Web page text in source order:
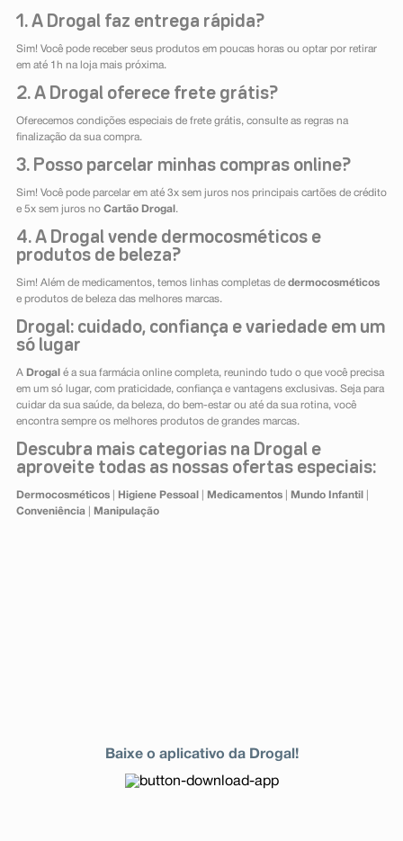
1. A Drogal faz entrega rápida?
Sim! Você pode receber seus produtos em poucas horas ou optar por retirar
em até 1h na loja mais próxima.
2. A Drogal oferece frete grátis?
Oferecemos condições especiais de frete grátis, consulte as regras na
finalização da sua compra.
3. Posso parcelar minhas compras online?
Sim! Você pode parcelar em até 3x sem juros nos principais cartões de crédito
e 5x sem juros no Cartão Drogal .
4. A Drogal vende dermocosméticos e
produtos de beleza?
Sim! Além de medicamentos, temos linhas completas de dermocosméticos
e produtos de beleza das melhores marcas.
Drogal: cuidado, confiança e variedade em um
só lugar
A Drogal é a sua farmácia online completa, reunindo tudo o que você precisa
em um só lugar, com praticidade, confiança e vantagens exclusivas. Seja para
cuidar da sua saúde, da beleza, do bem-estar ou até da sua rotina, você
encontra sempre os melhores produtos de grandes marcas.
Descubra mais categorias na Drogal e
aproveite todas as nossas ofertas especiais:
Dermocosméticos| Higiene Pessoal Medicamentos| Mundo Infantil
Conveniência| Manipulação
Baixe o aplicativo da Drogal!